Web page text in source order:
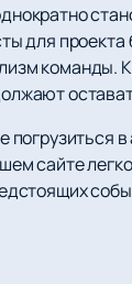
для
команды.
сайте